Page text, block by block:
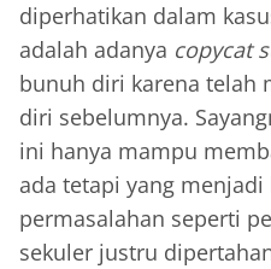
diperhatikan dalam
adalah adanya copycat
bunuh diri karena telah
diri sebelumnya.
ini hanya mampu
ada tetapi yang menjadi
permasalahan seperti
sekuler justru